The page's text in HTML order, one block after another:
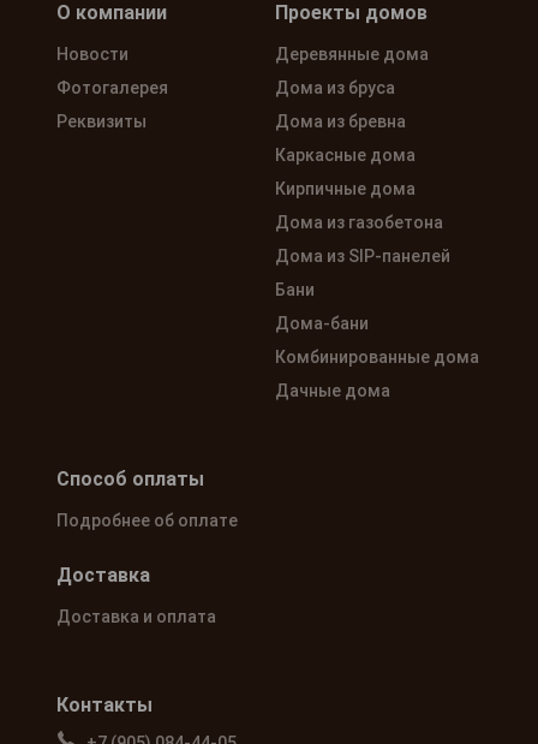
О компании
Новости
Фотогалерея
Реквизиты
Проекты домов
Деревянные дома
Дома из бруса
Дома из бревна
Каркасные дома
Кирпичные дома
Дома из газобетона
Дома из SIP-панелей
Бани
Дома-бани
Комбинированные дома
Дачные дома
Контакты
Способ оплаты
Подробнее об оплате
Доставка
Доставка и оплата